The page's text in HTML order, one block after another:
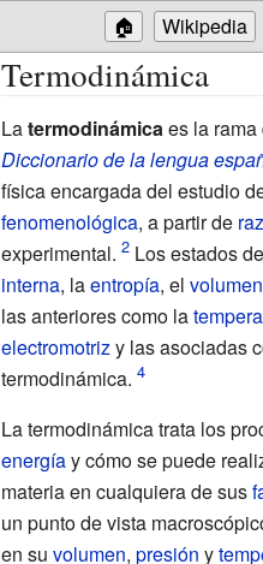
🏠 Wikipedia
Termodinámica
Latermodinámica es la rama
Diccionario de la lengua
física encargada del estudio
fenomenológica, a partir de
experimental. Los estados
interna, laentropía, el volumen
las anteriores como la
electromotriz y las asociadas
termodinámica.
La termodinámica trata los
energíay cómo se puede
materia en cualquiera de sus
un punto de vista
en su volumen, presión y